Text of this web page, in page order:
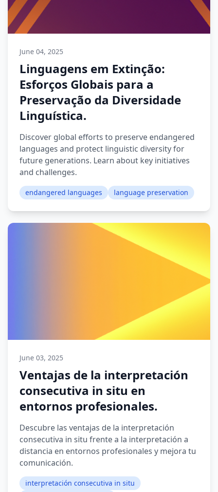
June 04, 2025
Linguagens em Extinção:
Esforços Globais para a
Preservação da Diversidade
Linguística.
Discover global efforts to preserve endangered
languages and protect linguistic diversity for
future generations. Learn about key initiatives
and challenges.
endangered languages language preservation
June 03, 2025
Ventajas de la interpretación
consecutiva in situ en
entornos profesionales.
Descubre las ventajas de la interpretación
consecutiva in situ frente a la interpretación a
distancia en entornos profesionales y mejora tu
comunicación.
interpretación consecutiva in situ